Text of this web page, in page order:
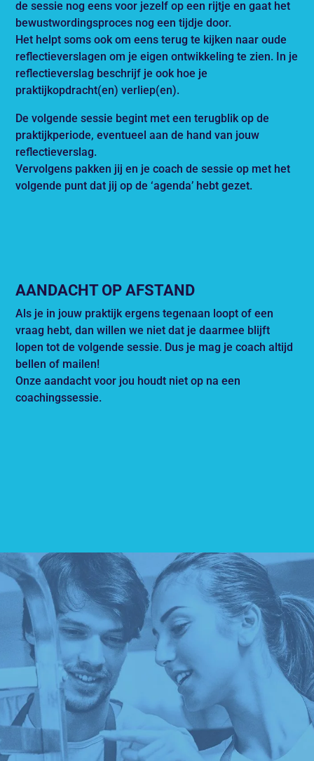
de sessie nog eens voor jezelf op een rijtje en gaat het
bewustwordingsproces nog een tijdje door.
Het helpt soms ook om eens terug te kijken naar oude
reflectieverslagen om je eigen ontwikkeling te zien. In je
reflectieverslag beschrijf je ook hoe je
praktijkopdracht(en) verliep(en).
De volgende sessie begint met een terugblik op de
praktijkperiode, eventueel aan de hand van jouw
reflectieverslag.
Vervolgens pakken jij en je coach de sessie op met het
volgende punt dat jij op de ‘agenda’ hebt gezet.
AANDACHT OP AFSTAND
Als je in jouw praktijk ergens tegenaan loopt of een
vraag hebt, dan willen we niet dat je daarmee blijft
lopen tot de volgende sessie. Dus je mag je coach altijd
bellen of mailen!
Onze aandacht voor jou houdt niet op na een
coachingssessie.